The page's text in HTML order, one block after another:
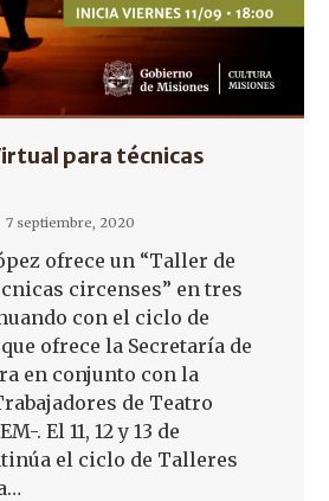
para técnicas
7 septiembre, 2020
ofrece un “Taller de
circenses” en tres
con el ciclo de
ofrece la Secretaría de
en conjunto con la
de Teatro
. El 11, 12 y 13 de
el ciclo de Talleres